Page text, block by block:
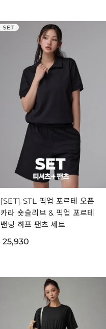
[SET] STL 픽업 포르테 오픈
카라 숏슬리브 & 픽업 포르테
밴딩 하프 팬츠 세트
25,930